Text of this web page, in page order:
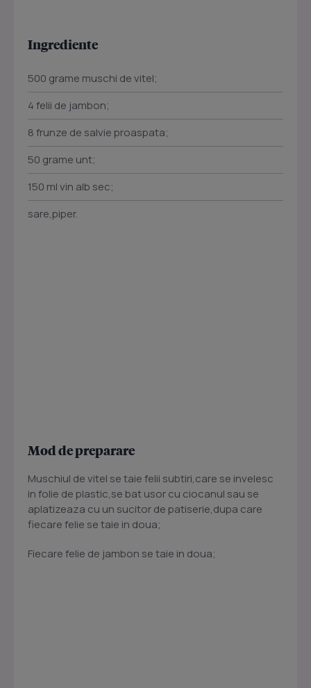
Ingrediente
500 grame muschi de vitel;
4 felii de jambon;
8 frunze de salvie proaspata;
50 grame unt;
150 ml vin alb sec;
sare,piper.
Mod de preparare
Muschiul de vitel se taie felii subtiri,care se invelesc
in folie de plastic,se bat usor cu ciocanul sau se
aplatizeaza cu un sucitor de patiserie,dupa care
fiecare felie se taie in doua;
Fiecare felie de jambon se taie in doua;